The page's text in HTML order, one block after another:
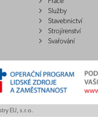
Služby
Stavebnictví
Strojírenství
Svařování
EU, s.r.o.